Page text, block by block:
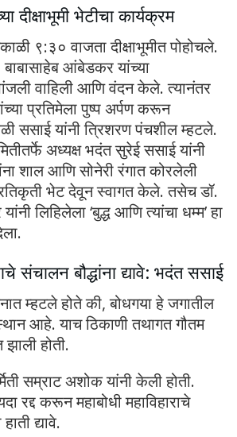
दीक्षाभूमी भेटीचा कार्यक्रम
९:३० वाजता दीक्षाभूमीत पोहोचले.
बाबासाहेब आंबेडकर यांच्या
वाहिली आणि वंदन केले. त्यानंतर
प्रतिमेला पुष्प अर्पण करून
ससाई यांनी त्रिशरण पंचशील म्हटले.
अध्यक्ष भदंत सुरेई ससाई यांनी
शाल आणि सोनेरी रंगात कोरलेली
भेट देवून स्वागत केले. तसेच डॉ.
लिहिलेला ‘बुद्ध आणि त्यांचा धम्म’ हा
संचालन बौद्धांना द्यावे: भदंत ससाई
म्हटले होते की, बोधगया हे जगातील
आहे. याच ठिकाणी तथागत गौतम
झाली होती.
सम्राट अशोक यांनी केली होती.
रद्द करून महाबोधी महाविहाराचे
द्यावे.